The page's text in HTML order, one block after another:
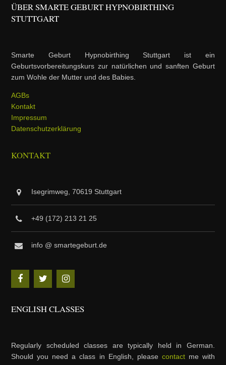
ÜBER SMARTE GEBURT HYPNOBIRTHING
STUTTGART
Smarte Geburt Hypnobirthing Stuttgart ist ein
Geburtsvorbereitungskurs zur natürlichen und sanften Geburt
zum Wohle der Mutter und des Babies.
AGBs
Kontakt
Impressum
Datenschutzerklärung
KONTAKT
Isegrimweg, 70619 Stuttgart
+49 (172) 213 21 25
info @ smartegeburt.de
ENGLISH CLASSES
Regularly scheduled classes are typically held in German.
Should you need a class in English, please contactme with